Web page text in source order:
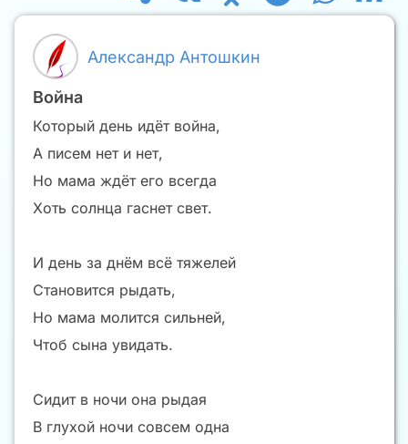
Александр Антошкин
Война
Который день идёт война,
А писем нет и нет,
Но мама ждёт его всегда
Хоть солнца гаснет свет.
И день за днём всë тяжелей
Становится рыдать,
Но мама молится сильней,
Чтоб сына увидать.
Сидит в ночи она рыдая
В глухой ночи совсем одна